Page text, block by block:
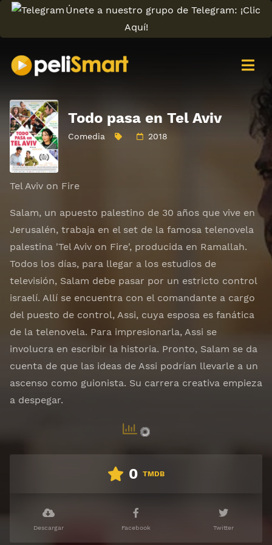
Únete a nuestro grupo de Telegram: ¡Clic
Aquí!
Todo pasa en Tel Aviv
Comedia 2018
Tel Aviv on Fire
Salam, un apuesto palestino de 30 años que vive en
Jerusalén, trabaja en el set de la famosa telenovela
palestina 'Tel Aviv on Fire', producida en Ramallah.
Todos los días, para llegar a los estudios de
televisión, Salam debe pasar por un estricto control
israelí. Allí se encuentra con el comandante a cargo
del puesto de control, Assi, cuya esposa es fanática
de la telenovela. Para impresionarla, Assi se
involucra en escribir la historia. Pronto, Salam se da
cuenta de que las ideas de Assi podrían llevarle a un
ascenso como guionista. Su carrera creativa empieza
a despegar.
0 TMDB
Descargar Facebook Twitter